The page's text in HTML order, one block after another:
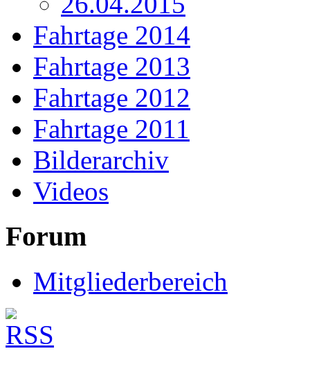
Fahrtage 2014
Fahrtage 2013
Fahrtage 2012
Fahrtage 2011
Bilderarchiv
Videos
Forum
Mitgliederbereich